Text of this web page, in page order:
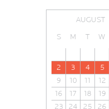
AUGUST
S
M T W
2
3 4 5
9
10 11 12
16
17 18 19
23
24 25 26